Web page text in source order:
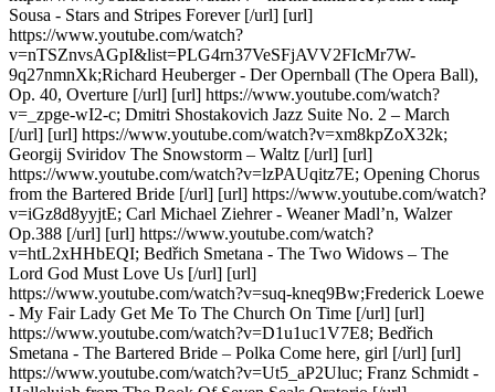
Sousa - Stars and Stripes Forever [/url] [url]
https://www.youtube.com/watch?
v=nTSZnvsAGpI&list=PLG4rn37VeSFjAVV2FIcMr7W-
9q27nmnXk;Richard Heuberger - Der Opernball (The Opera Ball),
Op. 40, Overture [/url] [url] https://www.youtube.com/watch?
v=_zpge-wI2-c; Dmitri Shostakovich Jazz Suite No. 2 – March
[/url] [url] https://www.youtube.com/watch?v=xm8kpZoX32k;
Georgij Sviridov The Snowstorm – Waltz [/url] [url]
https://www.youtube.com/watch?v=lzPAUqitz7E; Opening Chorus
from the Bartered Bride [/url] [url] https://www.youtube.com/watch?
v=iGz8d8yyjtE; Carl Michael Ziehrer - Weaner Madl’n, Walzer
Op.388 [/url] [url] https://www.youtube.com/watch?
v=htL2xHHbEQI; Bedřich Smetana - The Two Widows – The
Lord God Must Love Us [/url] [url]
https://www.youtube.com/watch?v=suq-kneq9Bw;Frederick Loewe
- My Fair Lady Get Me To The Church On Time [/url] [url]
https://www.youtube.com/watch?v=D1u1uc1V7E8; Bedřich
Smetana - The Bartered Bride – Polka Come here, girl [/url] [url]
https://www.youtube.com/watch?v=Ut5_aP2Uluc; Franz Schmidt -